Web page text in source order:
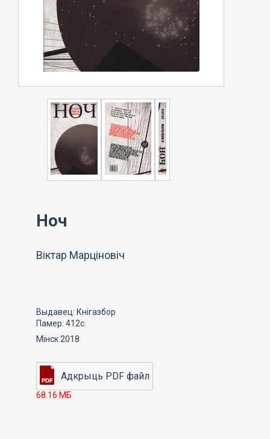
Ноч
Віктар Марціновіч
Выдавец: Кнігазбор
Памер: 412с.
Мінск 2018
68.16 МБ